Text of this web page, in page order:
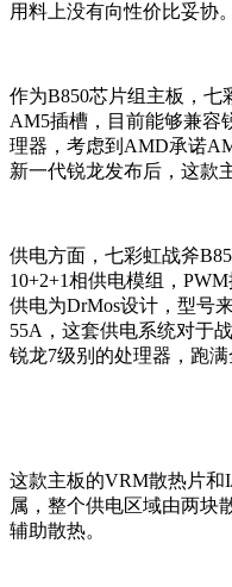
用料上没有向性价比妥协。
作为B850芯片组主板，七
AM5插槽，目前能够兼容
理器，考虑到AMD承诺
新一代锐龙发布后，这款
供电方面，七彩虹战斧
10+2+1相供电模组，
供电为DrMos设计，型号
55A，这套供电系统对于
锐龙7级别的处理器，跑满
这款主板的VRM散热片和
属，整个供电区域由两块
辅助散热。